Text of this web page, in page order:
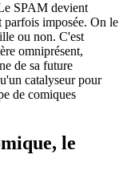
SPAM devient
parfois imposée. On le
ou non. C'est
omniprésent,
de sa future
catalyseur pour
de comiques
le